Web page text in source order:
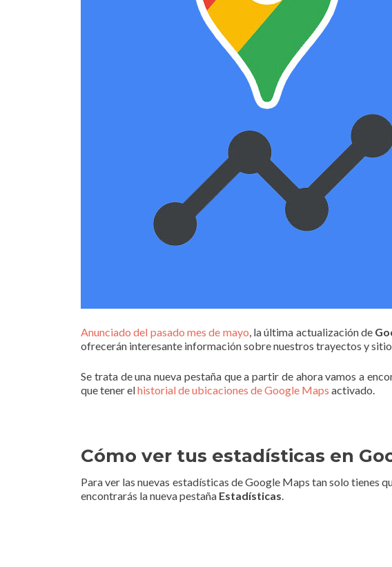
Anunciado del pasado mes de mayo, la última actualización de
ofrecerán interesante información sobre nuestros trayectos y
Se trata de una nueva pestaña que a partir de ahora vamos a
que tener elhistorial de ubicaciones de Google Maps activado.
Cómo ver tus estadísticas en
Para ver las nuevas estadísticas de Google Maps tan solo tienes
encontrarás la nueva pestaña Estadísticas.